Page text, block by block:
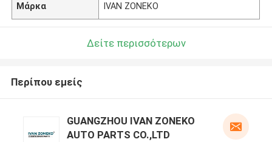
Μάρκα IVAN ZONEKO
Δείτε περισσότερων
Περίπου εμείς
GUANGZHOU IVAN ZONEKO
AUTO PARTS CO.,LTD